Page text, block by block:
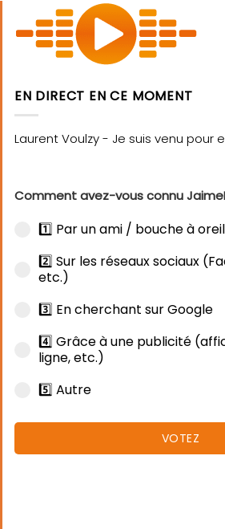
EN DIRECT EN CE MOMENT
Comment avez-vous connu
1️⃣ Par un ami / bouche à
2️⃣ Sur les réseaux sociaux
etc.)
3️⃣ En cherchant sur Google
4️⃣ Grâce à une publicité
ligne, etc.)
5️⃣ Autre
VOTEZ